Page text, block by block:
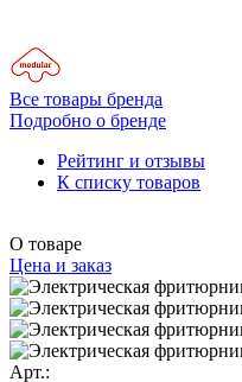
Все товары бренда
Подробно о бренде
Рейтинг и отзывы
К списку товаров
О товаре
Цена и заказ
Арт.: